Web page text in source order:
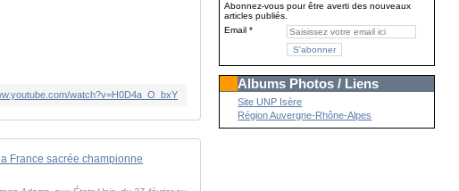
watch?v=H0D4a_O_bxY
France sacrée championne
Abonnez-vous pour être averti des nouveaux
articles publiés.
Email
Albums Photos / Liens
Site UNP Isère
Région Auvergne-Rhône-Alpes